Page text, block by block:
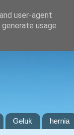
Geluk hernia
user-agent
usage